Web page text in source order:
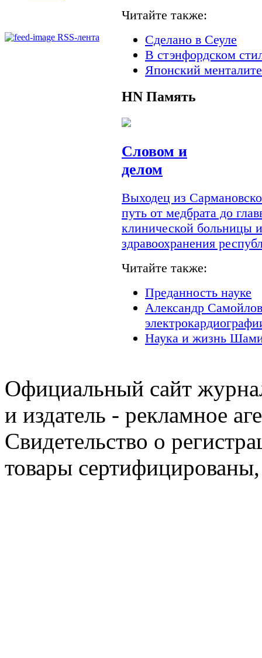
RSS-лента
Читайте также:
Сделано в Сеуле
В стэнфордском
Японский
HN Память
Словом и
делом
Выходец из
путь от медбрата до
клинической больницы
здравоохранения
Читайте также:
Преданность науке
Александр
Наука и жизнь
Официальный сайт
и издатель - рекламное
Свидетельство о
товары